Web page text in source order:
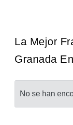
La Mejor
Granada
No se han